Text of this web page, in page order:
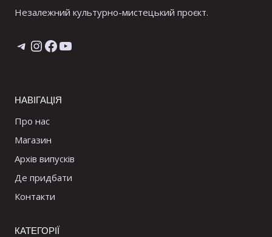
Незалежний культурно-мистецький проєкт.
Telegram
Instagram
Facebook
YouTube
НАВІГАЦІЯ
Про нас
Магазин
Архів випусків
Де придбати
Контакти
КАТЕГОРІЇ